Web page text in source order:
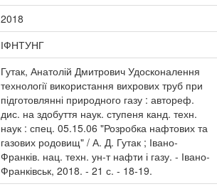
2018
ІФНТУНГ
Гутак, Анатолій Дмитрович Удосконалення
технології використання вихрових труб при
підготовлянні природного газу : автореф.
дис. на здобуття наук. ступеня канд. техн.
наук : спец. 05.15.06 "Розробка нафтових та
газових родовищ" / А. Д. Гутак ; Івано-
Франків. нац. техн. ун-т нафти і газу. - Івано-
Франківськ, 2018. - 21 с. - 18-19.